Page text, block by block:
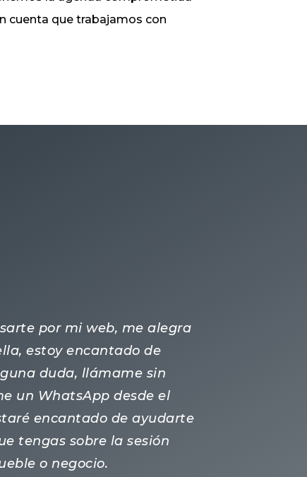
cuenta que trabajamos con
por mi web, me alegra
estoy encantado de
duda, llámame sin
un WhatsApp desde el
encantado de ayudarte
tengas sobre la sesión
o negocio.